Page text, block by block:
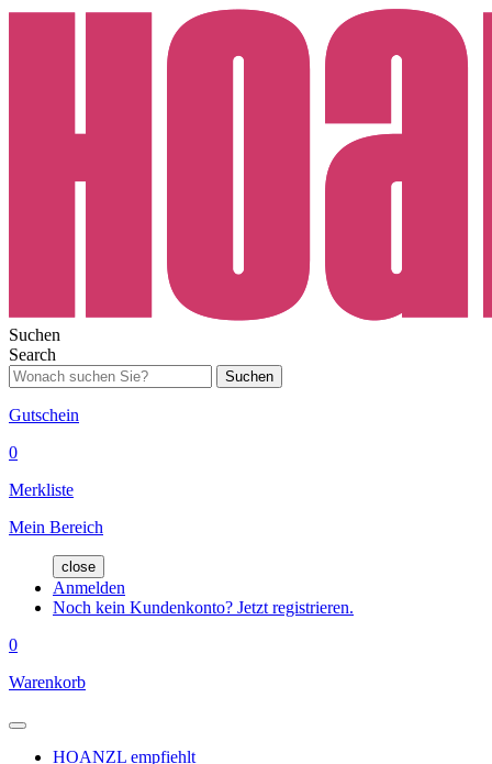
Suchen
Search
Suchen
Gutschein
0
Merkliste
Mein Bereich
close
Anmelden
Noch kein Kundenkonto? Jetzt registrieren.
0
Warenkorb
HOANZL empfiehlt